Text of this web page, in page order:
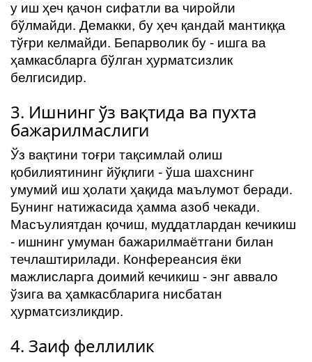
у иш ҳеч қачон сифатли ва чиройли
бўлмайди. Демакки, бу ҳеч қандай мантиққа
тўғри келмайди. Бепарволик бу - ишга ва
ҳамкасбларга бўлган ҳурматсизлик
белгисидир.
3. Ишнинг ўз вақтида ва пухта
бажарилмаслиги
Ўз вақтини тоғри тақсимлай олиш
қобилиятининг йўқлиги - ўша шахснинг
умумий иш ҳолати ҳақида маълумот беради.
Бунинг натижасида ҳамма азоб чекади.
Масъулиятдан қочиш, муддатлардан кечикиш
- ишнинг умуман бажарилмаётгани билан
течлаштирилади. Конфереансия ёки
мажлисларга доимий кечикиш - энг аввало
ўзига ва ҳамкасбларига нисбатан
ҳурматсизликдир.
4. Заиф феллилик